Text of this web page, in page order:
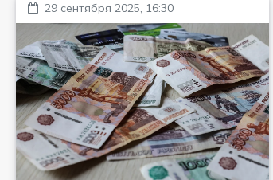
29 сентября 2025, 16:30